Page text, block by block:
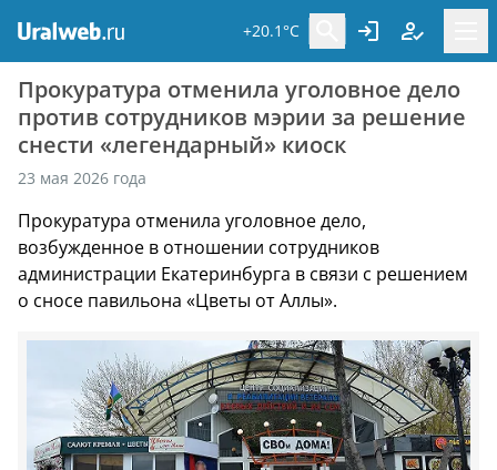
+20.1°C
Прокуратура отменила уголовное дело
против сотрудников мэрии за решение
снести «легендарный» киоск
23 мая 2026 года
Прокуратура отменила уголовное дело,
возбужденное в отношении сотрудников
администрации Екатеринбурга в связи с решением
о сносе павильона «Цветы от Аллы».